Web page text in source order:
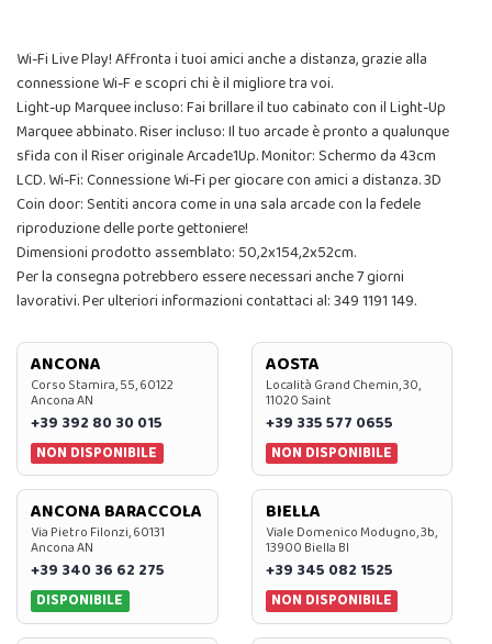
Wi-Fi Live Play! Affronta i tuoi amici anche a distanza, grazie alla
connessione Wi-F e scopri chi è il migliore tra voi.
Light-up Marquee incluso: Fai brillare il tuo cabinato con il Light-Up
Marquee abbinato. Riser incluso: Il tuo arcade è pronto a qualunque
sfida con il Riser originale Arcade1Up. Monitor: Schermo da 43cm
LCD. Wi-Fi: Connessione Wi-Fi per giocare con amici a distanza. 3D
Coin door: Sentiti ancora come in una sala arcade con la fedele
riproduzione delle porte gettoniere!
Dimensioni prodotto assemblato: 50,2x154,2x52cm.
Per la consegna potrebbero essere necessari anche 7 giorni
lavorativi. Per ulteriori informazioni contattaci al: 349 1191 149.
ANCONA
Corso Stamira, 55, 60122
Ancona AN
+39 392 80 30 015
NON DISPONIBILE
AOSTA
Località Grand Chemin, 30,
11020 Saint
+39 335 577 0655
NON DISPONIBILE
ANCONA BARACCOLA
Via Pietro Filonzi, 60131
Ancona AN
+39 340 36 62 275
DISPONIBILE
BIELLA
Viale Domenico Modugno, 3b,
13900 Biella BI
+39 345 082 1525
NON DISPONIBILE